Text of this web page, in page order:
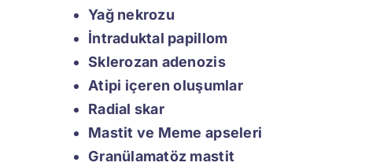
Yağ nekrozu
İntraduktal papillom
Sklerozan adenozis
Atipi içeren oluşumlar
Radial skar
Mastit ve Meme apseleri
Granülamatöz mastit